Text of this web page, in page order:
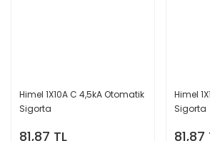
Himel 1X10A C 4,5kA Otomatik
Sigorta
81,87 TL
Himel
Sigorta
81,87